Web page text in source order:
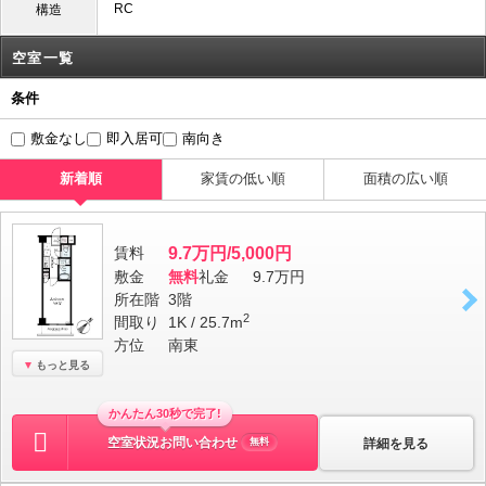
構造 RC
空室一覧
条件
敷金なし 即入居可 南向き
新着順 家賃の低い順 面積の広い順
もっと見る
賃料 9.7万円/5,000円
敷金 無料礼金
9.7万円
所在階 3階
間取り
1K / 25.7m2
方位 南東
詳細を見る
かんたん30秒で完了!
空室状況お問い合わせ 無料